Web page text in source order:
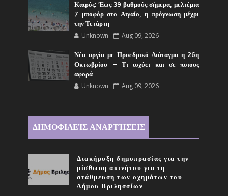
Καιρός: Έως 39 βαθμούς σήμερα, μελτέμια
7 μποφόρ στο Αιγαίο, η πρόγνωση μέχρι
την Τετάρτη
Unknown Aug 09, 2026
Νέα αργία με Προεδρικό Διάταγμα η 26η
Οκτωβρίου – Τι ισχύει και σε ποιους
αφορά
Unknown Aug 09, 2026
ΔΗΜΟΦΙΛΕΊΣ ΑΝΑΡΤΉΣΕΙΣ
Διακήρυξη δημοπρασίας για την
μίσθωση ακινήτου για τη
στάθμευση των οχημάτων του
Δήμου Βριλησσίων